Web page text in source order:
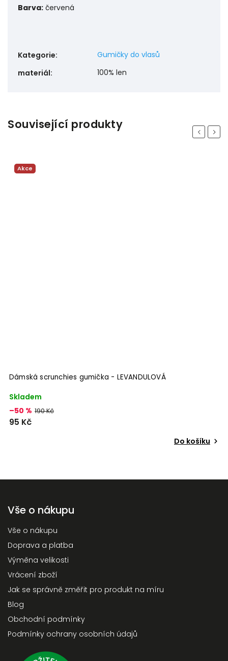
Barva: červená
Kategorie:
Gumičky do vlasů
materiál: 100% len
Související produkty Previous
Akce
Dámská scrunchies gumička - LEVANDULOVÁ
Skladem
–50 % 190 Kč
95 Kč
Do košíku
Next
Vše o nákupu
Vše o nákupu
Doprava a platba
Výměna velikosti
Vrácení zboží
Jak se správně změřit pro produkt na míru
Blog
Obchodní podmínky
Podmínky ochrany osobních údajů